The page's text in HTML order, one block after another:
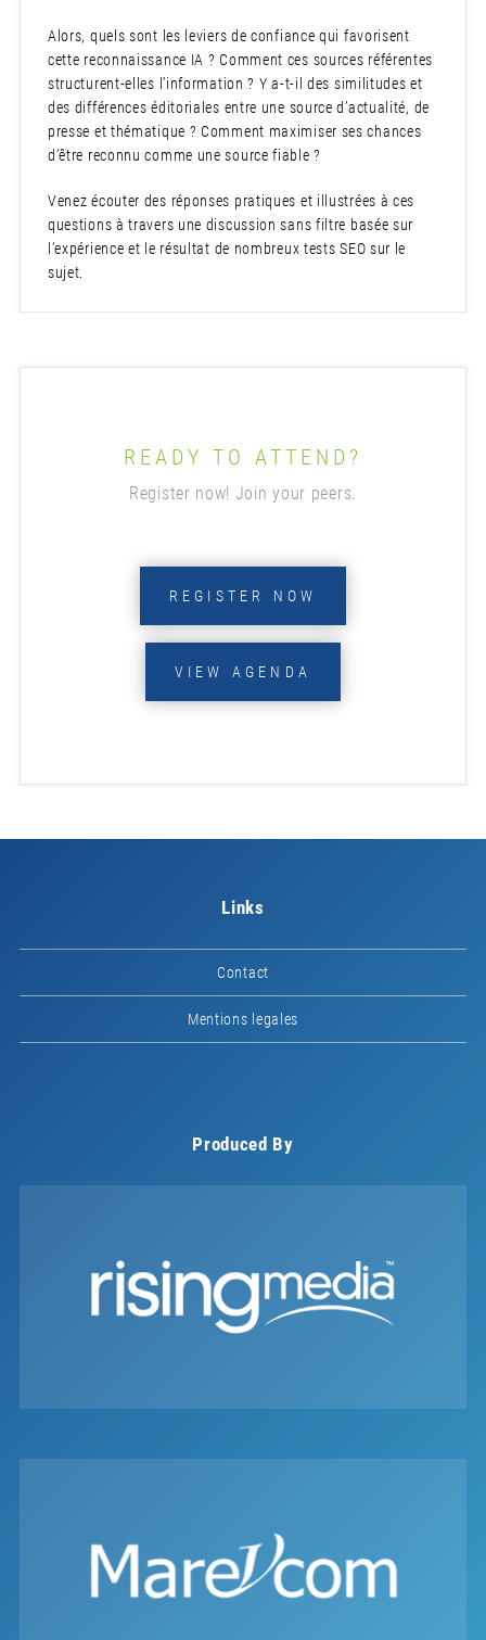
Alors, quels sont les leviers de confiance qui favorisent
cette reconnaissance IA ? Comment ces sources référentes
structurent-elles l’information ? Y a-t-il des similitudes et
des différences éditoriales entre une source d’actualité, de
presse et thématique ? Comment maximiser ses chances
d’être reconnu comme une source fiable ?
Venez écouter des réponses pratiques et illustrées à ces
questions à travers une discussion sans filtre basée sur
l’expérience et le résultat de nombreux tests SEO sur le
sujet.
READY TO ATTEND?
Register now! Join your peers.
REGISTER NOW
VIEW AGENDA
Links
Contact
Mentions legales
Produced By